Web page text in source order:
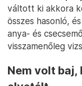
váltott ki akkora
összes hasonló,
anya- és
visszamenőleg
Nem volt baj,